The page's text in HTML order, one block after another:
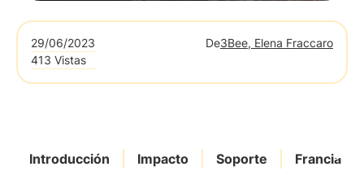
29/06/2023 De3Bee, Elena Fraccaro
413 Vistas
Introducción Impacto Soporte Francia